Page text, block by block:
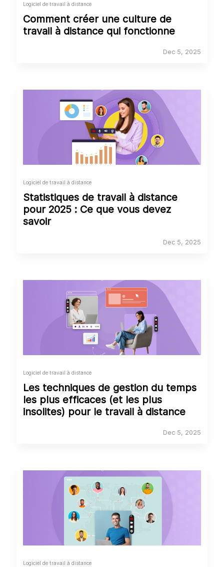
Logiciel de travail à distance
Comment créer une culture de
travail à distance qui fonctionne
Dec 5, 2025
Logiciel de travail à distance
Statistiques de travail à distance
pour 2025 : Ce que vous devez
savoir
Dec 5, 2025
Logiciel de travail à distance
Les techniques de gestion du temps
les plus efficaces (et les plus
insolites) pour le travail à distance
Dec 5, 2025
Logiciel de travail à distance